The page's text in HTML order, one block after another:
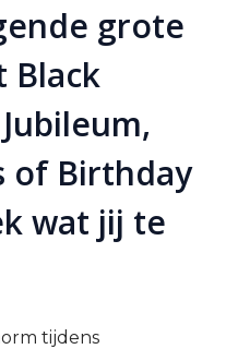
grote
Black
of Birthday
wat jij te
tijdens